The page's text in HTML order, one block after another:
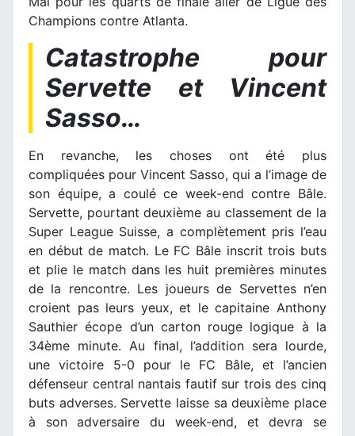
Champions contre Atlanta.
Catastrophe pour
Servette et Vincent
Sasso…
En revanche, les choses ont été plus
compliquées pour Vincent Sasso, qui a l’image de
son équipe, a coulé ce week-end contre Bâle.
Servette, pourtant deuxième au classement de la
Super League Suisse, a complètement pris l’eau
en début de match. Le FC Bâle inscrit trois buts
et plie le match dans les huit premières minutes
de la rencontre. Les joueurs de Servettes n’en
croient pas leurs yeux, et le capitaine Anthony
Sauthier écope d’un carton rouge logique à la
34ème minute. Au final, l’addition sera lourde,
une victoire 5-0 pour le FC Bâle, et l’ancien
défenseur central nantais fautif sur trois des cinq
buts adverses. Servette laisse sa deuxième place
à son adversaire du week-end, et devra se